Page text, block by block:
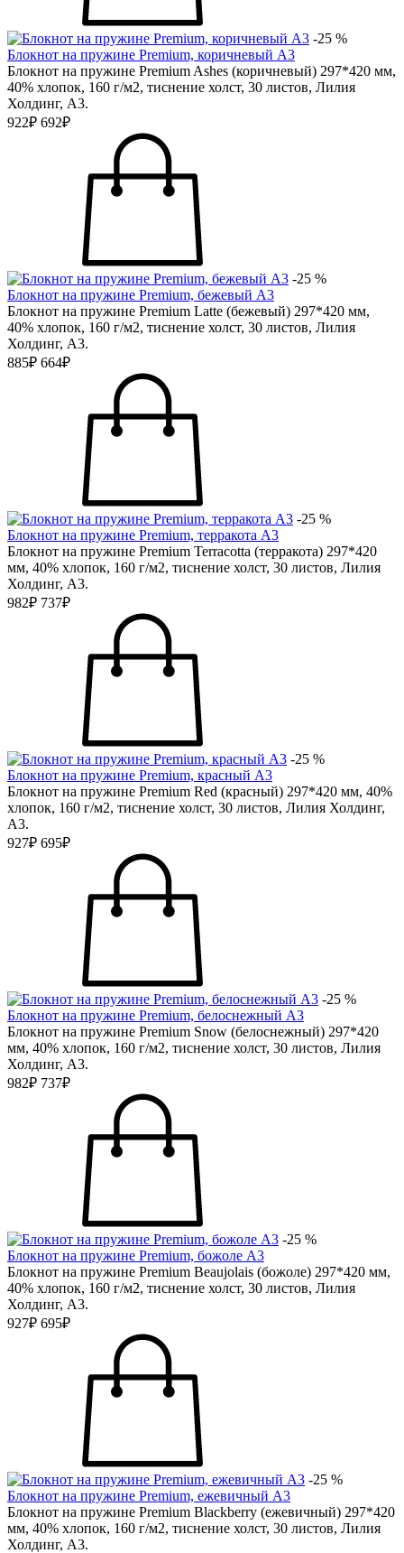
-25 %
Блокнот на пружине Premium, коричневый А3
Блокнот на пружине Premium Ashes (коричневый) 297*420 мм,
40% хлопок, 160 г/м2, тиснение холст, 30 листов, Лилия
Холдинг, А3.
922₽ 692₽
-25 %
Блокнот на пружине Premium, бежевый А3
Блокнот на пружине Premium Latte (бежевый) 297*420 мм,
40% хлопок, 160 г/м2, тиснение холст, 30 листов, Лилия
Холдинг, А3.
885₽ 664₽
-25 %
Блокнот на пружине Premium, терракота А3
Блокнот на пружине Premium Terracotta (терракота) 297*420
мм, 40% хлопок, 160 г/м2, тиснение холст, 30 листов, Лилия
Холдинг, А3.
982₽ 737₽
-25 %
Блокнот на пружине Premium, красный А3
Блокнот на пружине Premium Red (красный) 297*420 мм, 40%
хлопок, 160 г/м2, тиснение холст, 30 листов, Лилия Холдинг,
А3.
927₽ 695₽
-25 %
Блокнот на пружине Premium, белоснежный А3
Блокнот на пружине Premium Snow (белоснежный) 297*420
мм, 40% хлопок, 160 г/м2, тиснение холст, 30 листов, Лилия
Холдинг, А3.
982₽ 737₽
-25 %
Блокнот на пружине Premium, божоле А3
Блокнот на пружине Premium Beaujolais (божоле) 297*420 мм,
40% хлопок, 160 г/м2, тиснение холст, 30 листов, Лилия
Холдинг, А3.
927₽ 695₽
-25 %
Блокнот на пружине Premium, ежевичный А3
Блокнот на пружине Premium Blackberry (ежевичный) 297*420
мм, 40% хлопок, 160 г/м2, тиснение холст, 30 листов, Лилия
Холдинг, А3.